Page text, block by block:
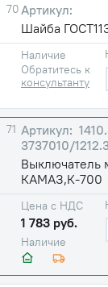
70
Шайба
Наличие
Обратитесь к
консультанту
71
3737010/
Выключатель
КАМАЗ,К-700
Наличие
Цена с НДС
1 783 руб.